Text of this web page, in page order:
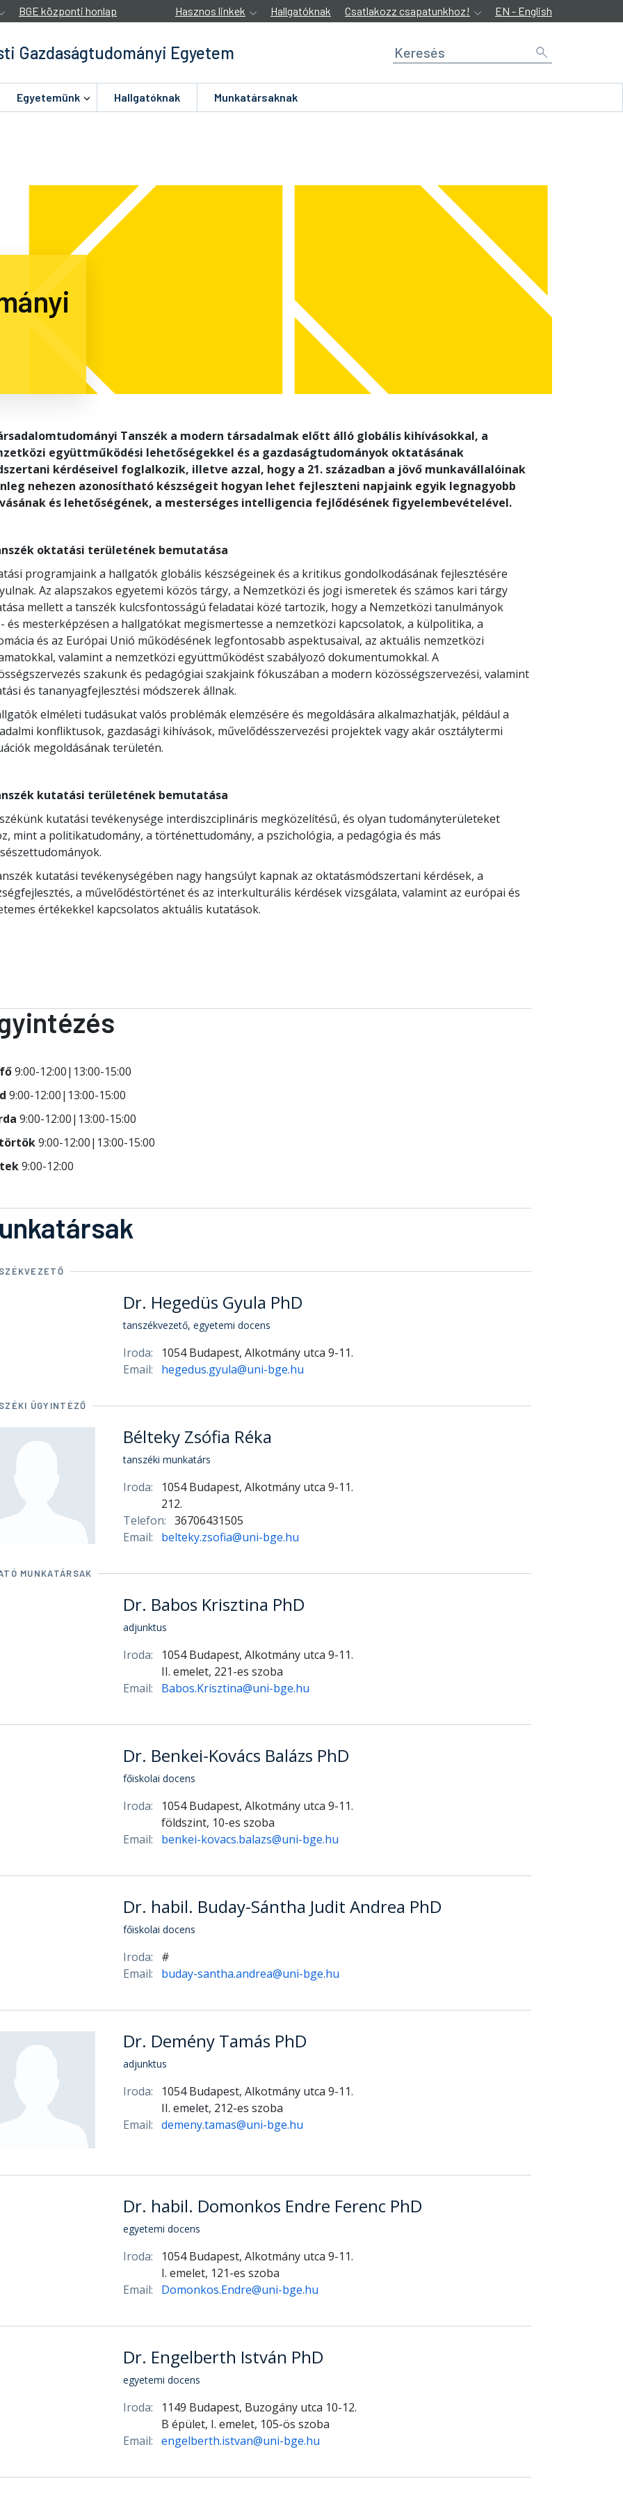
BGE központi honlap Hasznos linkek Hallgatóknak Csatlakozz csapatunkhoz! EN - English
Gazdaságtudományi Egyetem
Egyetemünk Hallgatóknak Munkatársaknak
Tanszék a modern társadalmak előtt álló globális kihívásokkal, a
együttműködési lehetőségekkel és a gazdaságtudományok oktatásának
kérdéseivel foglalkozik, illetve azzal, hogy a 21. században a jövő munkavállalóinak
nehezen azonosítható készségeit hogyan lehet fejleszteni napjaink egyik legnagyobb
és lehetőségének, a mesterséges intelligencia fejlődésének figyelembevételével.
oktatási területének bemutatása
programjaink a hallgatók globális készségeinek és a kritikus gondolkodásának fejlesztésére
Az alapszakos egyetemi közös tárgy, a Nemzetközi és jogi ismeretek és számos kari tárgy
mellett a tanszék kulcsfontosságú feladatai közé tartozik, hogy a Nemzetközi tanulmányok
és mesterképzésen a hallgatókat megismertesse a nemzetközi kapcsolatok, a külpolitika, a
és az Európai Unió működésének legfontosabb aspektusaival, az aktuális nemzetközi
valamint a nemzetközi együttműködést szabályozó dokumentumokkal. A
szakunk és pedagógiai szakjaink fókuszában a modern közösségszervezési, valamint
és tananyagfejlesztési módszerek állnak.
elméleti tudásukat valós problémák elemzésére és megoldására alkalmazhatják, például a
konfliktusok, gazdasági kihívások, művelődésszervezési projektek vagy akár osztálytermi
megoldásának területén.
kutatási területének bemutatása
kutatási tevékenysége interdiszciplináris megközelítésű, és olyan tudományterületeket
mint a politikatudomány, a történettudomány, a pszichológia, a pedagógia és más
kutatási tevékenységében nagy hangsúlyt kapnak az oktatásmódszertani kérdések, a
a művelődéstörténet és az interkulturális kérdések vizsgálata, valamint az európai és
értékekkel kapcsolatos aktuális kutatások.
9:00-12:00|13:00-15:00
9:00-12:00|13:00-15:00
9:00-12:00|13:00-15:00
9:00-12:00|13:00-15:00
9:00-12:00
Dr. Hegedüs Gyula PhD
tanszékvezető, egyetemi docens
Iroda:
1054 Budapest, Alkotmány utca 9-11.
Email:
hegedus.gyula@uni-bge.hu
Bélteky Zsófia Réka
tanszéki munkatárs
Iroda: 1054 Budapest, Alkotmány utca 9-11.
212.
Dr. Babos Krisztina PhD
adjunktus
Iroda:
1054 Budapest, Alkotmány utca 9-11.
Dr. Benkei-Kovács Balázs PhD
főiskolai docens
Iroda:
1054 Budapest, Alkotmány utca 9-11.
Dr. habil. Buday-Sántha Judit Andrea PhD
főiskolai docens
Dr. Demény Tamás PhD
adjunktus
1054 Budapest, Alkotmány utca 9-11.
Dr. habil. Domonkos Endre Ferenc PhD
egyetemi docens
1054 Budapest, Alkotmány utca 9-11.
Dr. Engelberth István PhD
egyetemi docens
1149 Budapest, Buzogány utca 10-12.